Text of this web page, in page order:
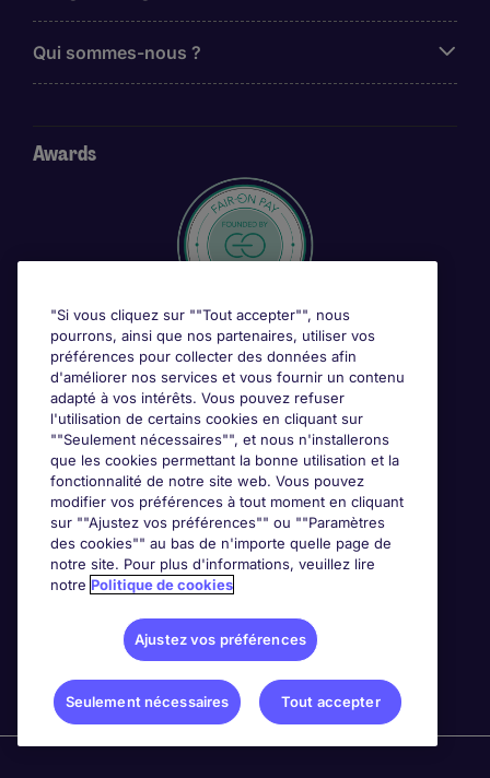
Qui sommes-nous ?
Awards
"Si vous cliquez sur ""Tout accepter"", nous
pourrons, ainsi que nos partenaires, utiliser vos
préférences pour collecter des données afin
d'améliorer nos services et vous fournir un contenu
adapté à vos intérêts. Vous pouvez refuser
l'utilisation de certains cookies en cliquant sur
""Seulement nécessaires"", et nous n'installerons
que les cookies permettant la bonne utilisation et la
fonctionnalité de notre site web. Vous pouvez
modifier vos préférences à tout moment en cliquant
sur ""Ajustez vos préférences"" ou ""Paramètres
des cookies"" au bas de n'importe quelle page de
notre site. Pour plus d'informations, veuillez lire
notre Politique de cookies
Ajustez vos préférences
Seulement nécessaires Tout accepter